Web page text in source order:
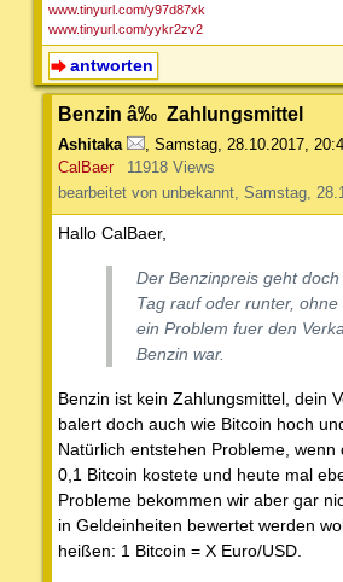
www.tinyurl.com/y97d87xk
www.tinyurl.com/yykr2zv2
antworten
Benzin â‰ Zahlungsmittel
Ashitaka Samstag, 28.10.2017,
CalBaer
11918 Views
bearbeitet von unbekannt, Samstag,
Hallo CalBaer,
Der Benzinpreis geht
Tag rauf oder runter,
ein Problem fuer den
Benzin war.
Benzin ist kein Zahlungsmittel, dein
balert doch auch wie Bitcoin hoch
Natürlich entstehen Probleme,
0,1 Bitcoin kostete und heute mal
Probleme bekommen wir aber gar
in Geldeinheiten bewertet werden
heißen: 1 Bitcoin = X Euro/USD.